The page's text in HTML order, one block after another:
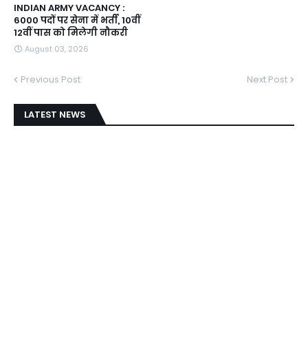
INDIAN ARMY VACANCY :
6000 पदों पर सेना में भर्ती, 10वीं
12वीं पास को मिलेगी नौकरी
August 03, 2026
Previous Post Next Post
LATEST NEWS